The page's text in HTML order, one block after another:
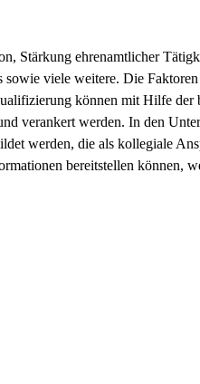
Stärkung ehrenamtlicher
sowie viele weitere. Die
können mit Hilfe der
verankert werden. In den
werden, die als kollegiale
bereitstellen können,